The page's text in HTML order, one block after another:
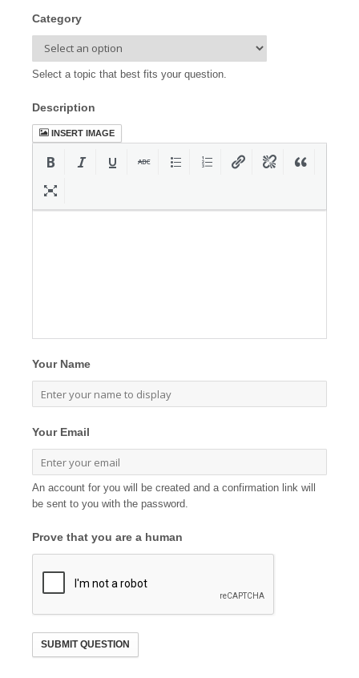
Category
Select a topic that best fits your question.
Description
INSERT IMAGE
Your Name
Your Email
An account for you will be created and a confirmation link will
be sent to you with the password.
Prove that you are a human
SUBMIT QUESTION